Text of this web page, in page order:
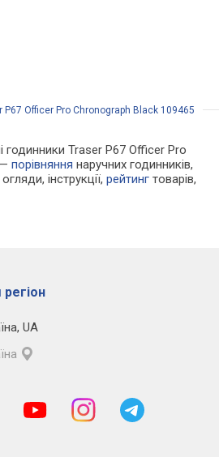
Officer Pro Chronograph Black 109465
годинники Traser P67 Officer Pro
—порівняння наручних годинників,
інструкції,рейтинг товарів,
, UA